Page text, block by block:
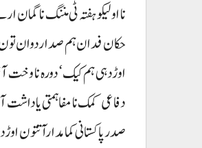
نا اولیکو ہفتہ ٹی مننگ نا
حکان فدان ہم صداردوان تون
اوڑدہی ہم کیک‘ دورہ نا
دفاعی کمک نا مفاہمتی یاداشت
صدر پاکستانی کمامدارآتتون